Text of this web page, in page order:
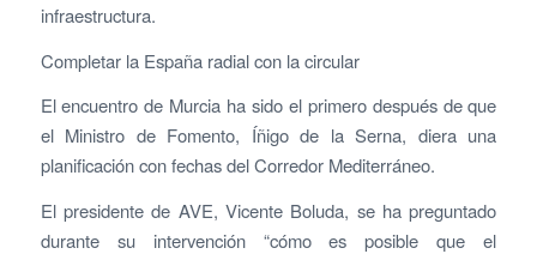
infraestructura.
Completar la España radial con la circular
El encuentro de Murcia ha sido el primero después de que
el Ministro de Fomento, Íñigo de la Serna, diera una
planificación con fechas del Corredor Mediterráneo.
El presidente de AVE, Vicente Boluda, se ha preguntado
durante su intervención “cómo es posible que el